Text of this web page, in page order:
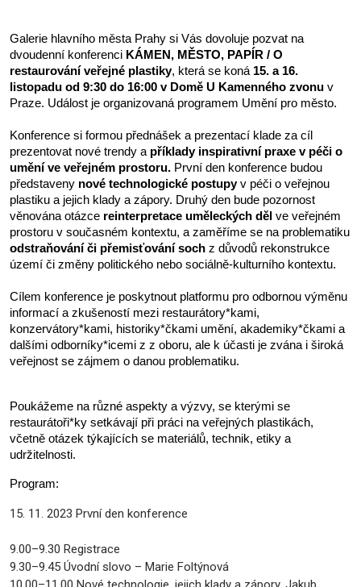
Galerie hlavního města Prahy si Vás dovoluje pozvat na
dvoudenní konferenci KÁMEN, MĚSTO, PAPÍR / O
restaurování veřejné plastiky, která se koná 15. a 16.
listopadu od 9:30 do 16:00 v Domě U Kamenného zvonu v
Praze. Událost je organizovaná programem Umění pro město.
Konference si formou přednášek a prezentací klade za cíl
prezentovat nové trendy a příklady inspirativní praxe v péči o
umění ve veřejném prostoru. První den konference budou
představeny nové technologické postupy v péči o veřejnou
plastiku a jejich klady a zápory. Druhý den bude pozornost
věnována otázce reinterpretace uměleckých děl ve veřejném
odstraňování či přemisťování soch z důvodů rekonstrukce
území či změny politického nebo sociálně-kulturního kontextu.
Cílem konference je poskytnout platformu pro odbornou výměnu
informací a zkušeností mezi restaurátory*kami,
konzervátory*kami, historiky*čkami umění, akademiky*čkami a
dalšími odborníky*icemi z z oboru, ale k účasti je zvána i široká
veřejnost se zájmem o danou problematiku.
Poukážeme na různé aspekty a výzvy, se kterými se
restaurátoři*ky setkávají při práci na veřejných plastikách,
včetně otázek týkajících se materiálů, technik, etiky a
udržitelnosti.
Program:
15. 11. 2023 První den konference
9.00–9.30 Registrace
9.30–9.45 Úvodní slovo – Marie Foltýnová